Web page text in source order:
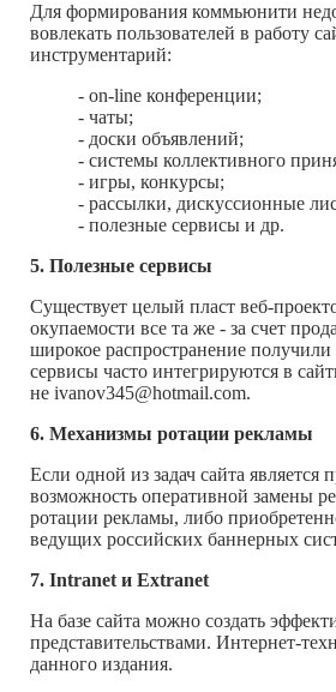
Для формирования коммьюнити
вовлекать пользователей в работу
инструментарий:
- on-line конференции;
- чаты;
- доски объявлений;
- системы коллективного
- игры, конкурсы;
- рассылки, дискуссионные
- полезные сервисы и др.
5. Полезные сервисы
Существует целый пласт веб-
окупаемости все та же - за счет
широкое распространение
сервисы часто интегрируются в
не ivanov345@hotmail.com.
6. Механизмы ротации рекламы
Если одной из задач сайта
возможность оперативной замены
ротации рекламы, либо
ведущих российских баннерных
7. Intranet и Extranet
На базе сайта можно создать
представительствами. Интернет-
данного издания.